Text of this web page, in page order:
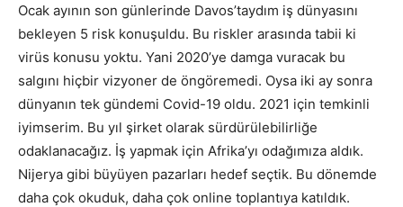
Ocak ayının son günlerinde Davos’taydım iş dünyasını
bekleyen 5 risk konuşuldu. Bu riskler arasında tabii ki
virüs konusu yoktu. Yani 2020’ye damga vuracak bu
salgını hiçbir vizyoner de öngöremedi. Oysa iki ay sonra
dünyanın tek gündemi Covid-19 oldu. 2021 için temkinli
iyimserim. Bu yıl şirket olarak sürdürülebilirliğe
odaklanacağız. İş yapmak için Afrika’yı odağımıza aldık.
Nijerya gibi büyüyen pazarları hedef seçtik. Bu dönemde
daha çok okuduk, daha çok online toplantıya katıldık.